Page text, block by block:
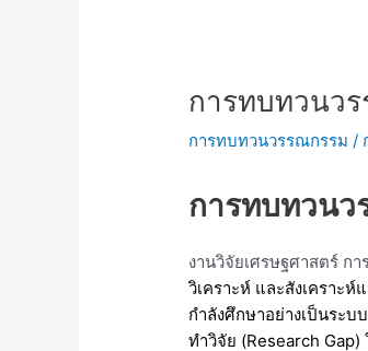
การทบทวนว
การทบทวนวรรณกรรม /
การทบทวนว
งานวิจัยเศรษฐศาสตร์ ก
วิเคราะห์ และสังเคราะ
กำลังศึกษาอย่างเป็นระบ
ทำวิจัย (Research